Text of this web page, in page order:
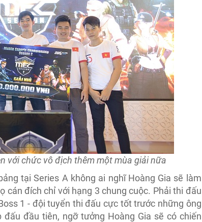
với chức vô địch thêm một mùa giải nữa
tại Series A không ai nghĩ Hoàng Gia sẽ làm
cán đích chỉ với hạng 3 chung cuộc. Phải thi đấu
1 - đội tuyển thi đấu cực tốt trước những ông
đầu tiên, ngỡ tưởng Hoàng Gia sẽ có chiến